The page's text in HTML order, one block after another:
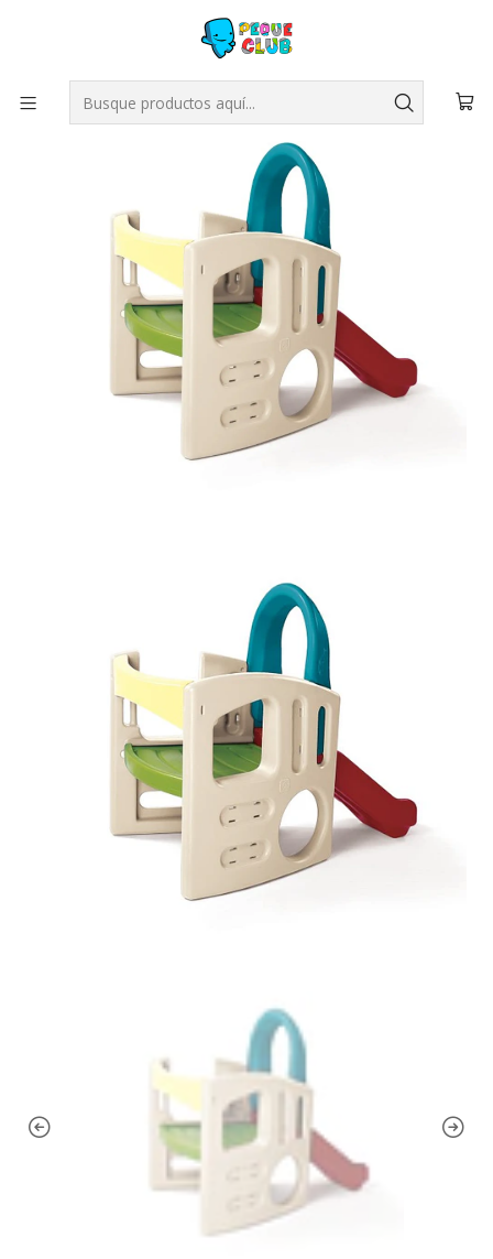
JUEGOS INFANTILES RESBALIN PANDA